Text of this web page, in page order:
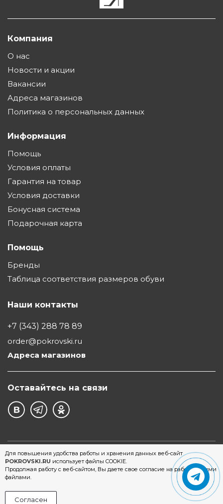
Для повышения удобства работы и хранения данных веб-сайт
POKROVSKI.RU использует файлы COOKIE.
Продолжая работу с веб-сайтом, Вы даете свое согласие на работу с этими
файлами.
Согласен
Компания
О нас
Новости и акции
Вакансии
Адреса магазинов
Политика о персональных данных
Информация
Помощь
Условия оплаты
Гарантия на товар
Условия доставки
Бонусная система
Подарочная карта
Помощь
Бренды
Таблица соответствия размеров обуви
Наши контакты
+7 (343) 288 78 89
order@pokrovski.ru
Адреса магазинов
Оставайтесь на связи
©1997 - 2026 Обувной Дом "Покровский" - сеть
магазинов обуви в Екатеринбурге